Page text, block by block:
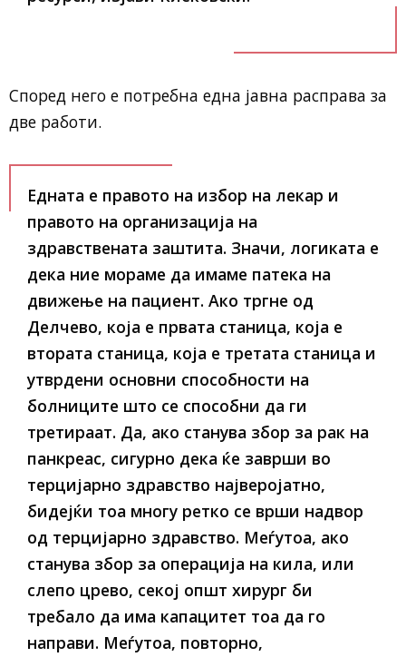
Според него е потребна една јавна расправа за
две работи.
Едната е правото на избор на лекар и
правото на организација на
здравствената заштита. Значи, логиката е
дека ние мораме да имаме патека на
движење на пациент. Ако тргне од
Делчево, која е првата станица, која е
втората станица, која е третата станица и
утврдени основни способности на
болниците што се способни да ги
третираат. Да, ако станува збор за рак на
панкреас, сигурно дека ќе заврши во
терцијарно здравство најверојатно,
бидејќи тоа многу ретко се врши надвор
од терцијарно здравство. Меѓутоа, ако
станува збор за операција на кила, или
слепо црево, секој општ хирург би
требало да има капацитет тоа да го
направи. Меѓутоа, повторно,